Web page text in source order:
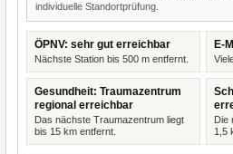
individuelle Standortprüfung.
ÖPNV: sehr gut erreichbar
Nächste Station bis 500 m entfernt.
E-
Gesundheit: Traumazentrum
regional erreichbar
Das nächste Traumazentrum liegt
bis 15 km entfernt.
Die
1,5